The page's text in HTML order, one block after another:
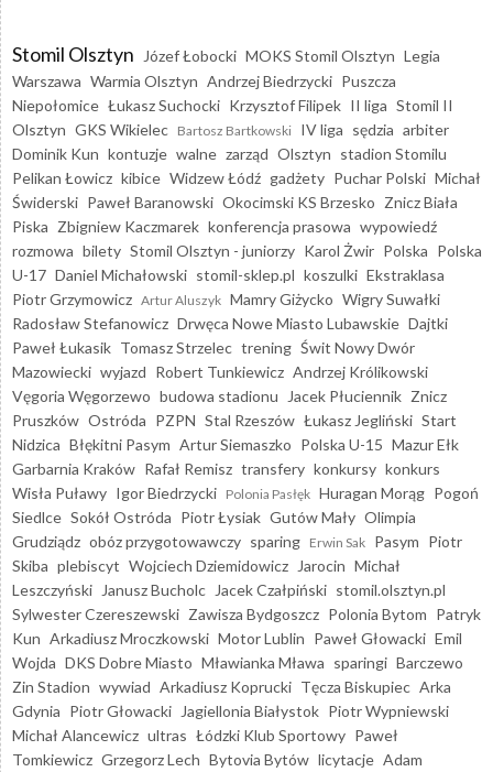
Stomil Olsztyn Józef Łobocki MOKS Stomil Olsztyn Legia
Warszawa Warmia Olsztyn Andrzej Biedrzycki Puszcza
Niepołomice Łukasz Suchocki Krzysztof Filipek II liga Stomil II
Olsztyn GKS Wikielec Bartosz Bartkowski IV liga sędzia arbiter
Dominik Kun kontuzje walne zarząd Olsztyn stadion Stomilu
Pelikan Łowicz kibice Widzew Łódź gadżety Puchar Polski Michał
Świderski Paweł Baranowski Okocimski KS Brzesko Znicz Biała
Piska Zbigniew Kaczmarek konferencja prasowa wypowiedź
rozmowa bilety Stomil Olsztyn - juniorzy Karol Żwir Polska Polska
U-17 Daniel Michałowski stomil-sklep.pl koszulki Ekstraklasa
Piotr Grzymowicz Artur Aluszyk Mamry Giżycko Wigry Suwałki
Radosław Stefanowicz Drwęca Nowe Miasto Lubawskie Dajtki
Paweł Łukasik Tomasz Strzelec trening Świt Nowy Dwór
Mazowiecki wyjazd Robert Tunkiewicz Andrzej Królikowski
Vęgoria Węgorzewo budowa stadionu Jacek Płuciennik Znicz
Pruszków Ostróda PZPN Stal Rzeszów Łukasz Jegliński Start
Nidzica Błękitni Pasym Artur Siemaszko Polska U-15 Mazur Ełk
Garbarnia Kraków Rafał Remisz transfery konkursy konkurs
Wisła Puławy Igor Biedrzycki Polonia Pasłęk Huragan Morąg Pogoń
Siedlce Sokół Ostróda Piotr Łysiak Gutów Mały Olimpia
Grudziądz obóz przygotowawczy sparing Erwin Sak Pasym Piotr
Skiba plebiscyt Wojciech Dziemidowicz Jarocin Michał
Leszczyński
Janusz Bucholc Jacek Czałpiński stomil.olsztyn.pl
Sylwester Czereszewski Zawisza Bydgoszcz Polonia Bytom Patryk
Kun Arkadiusz Mroczkowski Motor Lublin Paweł Głowacki Emil
Wojda DKS Dobre Miasto Mławianka Mława sparingi Barczewo
Zin Stadion wywiad Arkadiusz Koprucki Tęcza Biskupiec Arka
Gdynia Piotr Głowacki Jagiellonia Białystok Piotr Wypniewski
Michał Alancewicz ultras Łódzki Klub Sportowy Paweł
Tomkiewicz Grzegorz Lech Bytovia Bytów licytacje Adam